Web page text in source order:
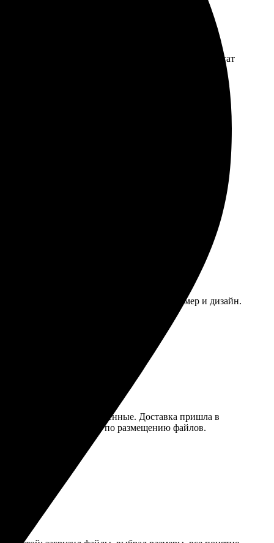
фотографии, получил их в отличный срок. Результат
понимает свои задачи. Рекомендую!
заказ и отправила. Доставка в Моздок оказалась
помялось. Очень рада, что выбрала именно эту
фотографии на сайте, выбрала размер и дизайн.
цвета яркие и насыщенные. Доставка пришла в
Ясные инструкции по размещению файлов.